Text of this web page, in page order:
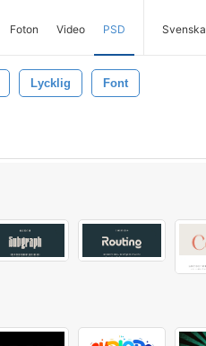
Foton Video PSD Svenska
Lycklig Font